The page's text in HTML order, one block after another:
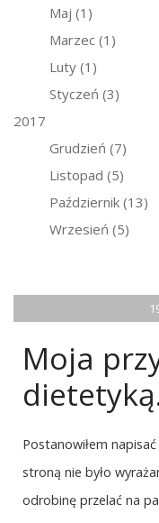
Maj (1)
Marzec (1)
Luty (1)
Styczeń (3)
2017
Grudzień (7)
Listopad (5)
Październik (13)
Wrzesień (5)
Moja
Postanowiłem
stroną nie było
odrobinę przelać na